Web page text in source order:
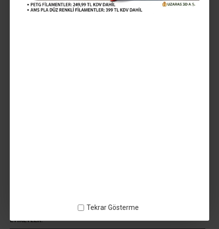
Tekrar Gösterme
Vergiler Hariç: 416,66TL
ETIKETLER: